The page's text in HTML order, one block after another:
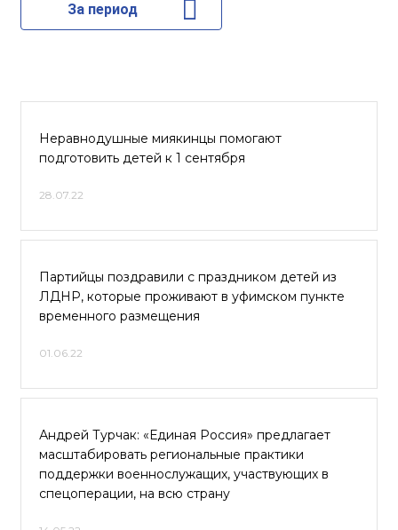
За период
Неравнодушные миякинцы помогают
подготовить детей к 1 сентября
28.07.22
Партийцы поздравили с праздником детей из
ЛДНР, которые проживают в уфимском пункте
временного размещения
01.06.22
Андрей Турчак: «Единая Россия» предлагает
масштабировать региональные практики
поддержки военнослужащих, участвующих в
спецоперации, на всю страну